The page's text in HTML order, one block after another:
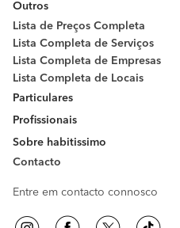
Outros
Lista de Preços Completa
Lista Completa de Serviços
Lista Completa de Empresas
Lista Completa de Locais
Particulares
Profissionais
Sobre habitissimo
Contacto
Entre em contacto connosco